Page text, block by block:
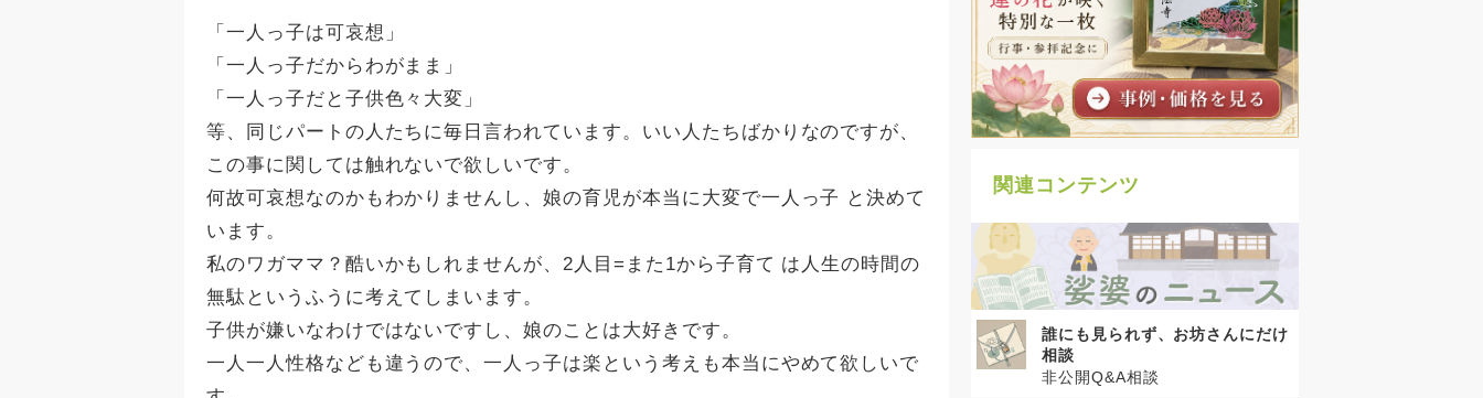
「一人っ子は可哀想」
「一人っ子だからわがまま」
「一人っ子だと子供色々大変」
等、同じパートの人たちに毎日言われています。いい人たちばかりなのですが、
この事に関しては触れないで欲しいです。
何故可哀想なのかもわかりませんし、娘の育児が本当に大変で一人っ子 と決めて
います。
私のワガママ？酷いかもしれませんが、2人目=また1から子育て は人生の時間の
無駄というふうに考えてしまいます。
子供が嫌いなわけではないですし、娘のことは大好きです。
一人一人性格なども違うので、一人っ子は楽という考えも本当にやめて欲しいで
関連コンテンツ
誰にも見られず、お坊さんにだけ
相談
非公開Q&A相談